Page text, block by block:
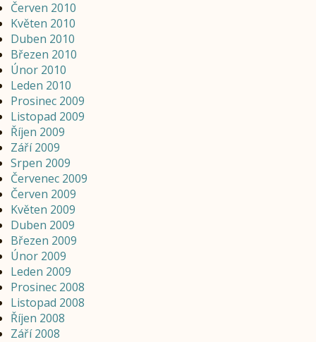
Červen 2010
Květen 2010
Duben 2010
Březen 2010
Únor 2010
Leden 2010
Prosinec 2009
Listopad 2009
Říjen 2009
Září 2009
Srpen 2009
Červenec 2009
Červen 2009
Květen 2009
Duben 2009
Březen 2009
Únor 2009
Leden 2009
Prosinec 2008
Listopad 2008
Říjen 2008
Září 2008